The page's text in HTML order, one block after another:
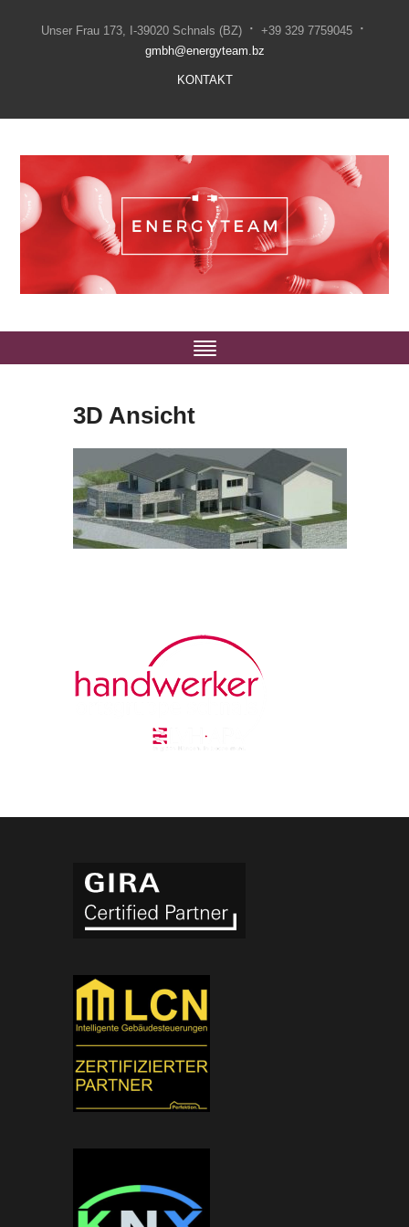
Unser Frau 173, I-39020 Schnals (BZ) · +39 329 7759045 ·
gmbh@energyteam.bz
KONTAKT
3D Ansicht